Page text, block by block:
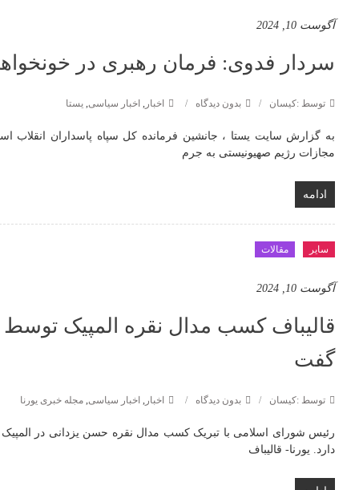
آگوست 10, 2024
سردار فدوی: فرمان رهبری در
توسط :کیسان بدون دیدگاه اخبار , اخبار سیاسی, یستا
به گزارش سایت یستا ، جانشین فرمانده کل سپاه پاسداران انقلاب
مجازات رژیم صهیونیستی به جرم
ادامه
سایر مقالات
آگوست 10, 2024
قالیباف کسب مدال نقره المپیک
گفت
توسط :کیسان بدون دیدگاه اخبار , اخبار سیاسی, مجله خبری یورنا
رئیس شورای اسلامی با تبریک کسب مدال نقره حسن یزدانی در
دارد. یورنا- قالیباف